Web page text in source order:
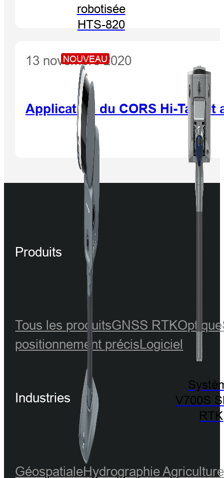
robotisée
HTS-820
NOUVEAU
V700S
RTK
13 novembre 2020
Application du CORS Hi-Target
Produits
Tous les produitsGNSS RTKOptique
positionnement précisLogiciel
Industries
GéospatialeHydrographieAgriculture